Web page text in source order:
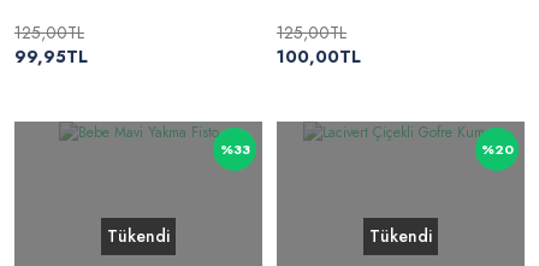
125,00TL
99,95TL
125,00TL
100,00TL
%33
Tükendi
%20
Tükendi